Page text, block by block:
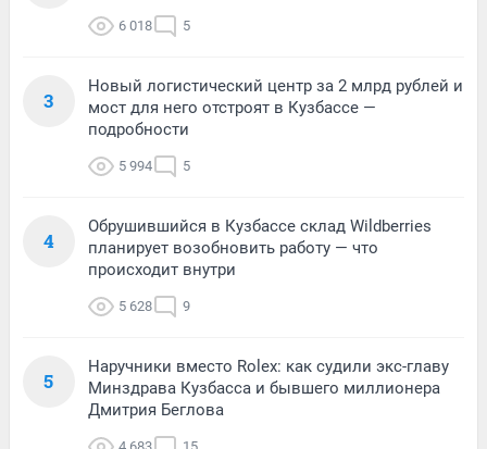
6 018 5
3
Новый логистический центр за 2 млрд рублей и
мост для него отстроят в Кузбассе —
подробности
5 994 5
4
Обрушившийся в Кузбассе склад Wildberries
планирует возобновить работу — что
происходит внутри
5 628 9
5
Наручники вместо Rolex: как судили экс-главу
Минздрава Кузбасса и бывшего миллионера
Дмитрия Беглова